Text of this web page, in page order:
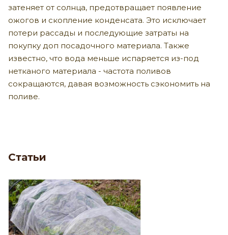
затеняет от солнца, предотвращает появление
ожогов и скопление конденсата. Это исключает
потери рассады и последующие затраты на
покупку доп посадочного материала. Также
известно, что вода меньше испаряется из-под
нетканого материала - частота поливов
сокращаются, давая возможность сэкономить на
поливе.
Статьи